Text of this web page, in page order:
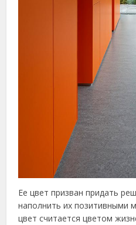
Ее цвет призван придать
наполнить их
цвет считается цветом